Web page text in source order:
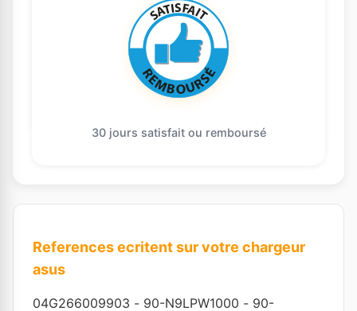
30 jours satisfait ou remboursé
References ecritent sur votre chargeur
asus
04G266009903 - 90-N9LPW1000 - 90-